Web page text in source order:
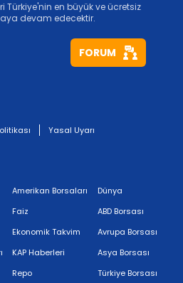
en büyük ve ücretsiz
devam edecektir.
FORUM
Yasal Uyarı
Amerikan Borsaları
Faiz
Ekonomik Takvim
KAP Haberleri
Repo
Dünya
ABD Borsası
Avrupa Borsası
Asya Borsası
Türkiye Borsası